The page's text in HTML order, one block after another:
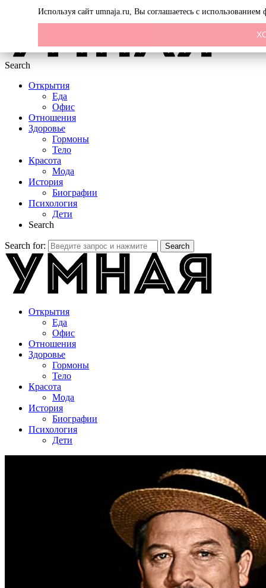
Search
Открытия
Еда
Офис
Отношения
Здоровье
Гормоны
Тело
Красота
Мода
История
Биографии
Психология
Дети
Search
Search for: Search
Открытия
Еда
Офис
Отношения
Здоровье
Гормоны
Тело
Красота
Мода
История
Биографии
Психология
Дети
Используя сайт umnaja.ru, Вы соглашаетесь с использованием